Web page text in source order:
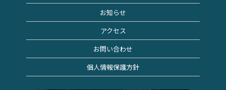
お知らせ
アクセス
お問い合わせ
個人情報保護方針